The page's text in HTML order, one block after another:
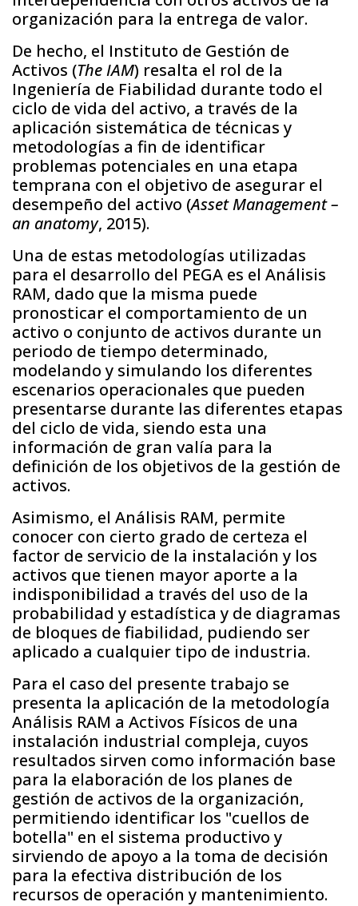
organización para la entrega de valor.
De hecho, el Instituto de Gestión de
Activos (The IAM) resalta el rol de la
Ingeniería de Fiabilidad durante todo el
ciclo de vida del activo, a través de la
aplicación sistemática de técnicas y
metodologías a fin de identificar
problemas potenciales en una etapa
temprana con el objetivo de asegurar el
desempeño del activo (Asset Management –
an anatomy, 2015).
Una de estas metodologías utilizadas
para el desarrollo del PEGA es el Análisis
RAM, dado que la misma puede
pronosticar el comportamiento de un
activo o conjunto de activos durante un
periodo de tiempo determinado,
modelando y simulando los diferentes
escenarios operacionales que pueden
presentarse durante las diferentes etapas
del ciclo de vida, siendo esta una
información de gran valía para la
definición de los objetivos de la gestión de
activos.
Asimismo, el Análisis RAM, permite
conocer con cierto grado de certeza el
factor de servicio de la instalación y los
activos que tienen mayor aporte a la
indisponibilidad a través del uso de la
probabilidad y estadística y de diagramas
de bloques de fiabilidad, pudiendo ser
aplicado a cualquier tipo de industria.
Para el caso del presente trabajo se
presenta la aplicación de la metodología
Análisis RAM a Activos Físicos de una
instalación industrial compleja, cuyos
resultados sirven como información base
para la elaboración de los planes de
gestión de activos de la organización,
permitiendo identificar los "cuellos de
botella" en el sistema productivo y
sirviendo de apoyo a la toma de decisión
para la efectiva distribución de los
recursos de operación y mantenimiento.